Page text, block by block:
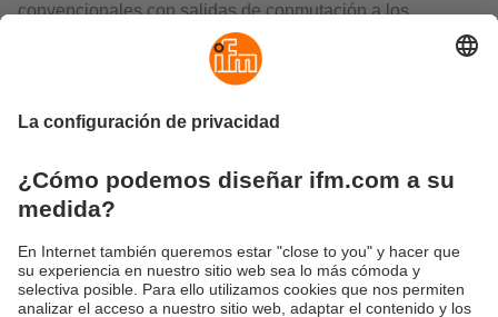
convencionales con salidas de conmutación a los
módulos de campo. Las señales se transmiten a través de
un solo cable M12 no apantallado a un maestro IO-Link
cualquiera o a un PLC. Ello permite reducir el cableado
drásticamente, ya que el conexionado paralelo
no es necesario. De este modo, el usuario se ahorra un
buen número de bornes, cajas de distribución, tarjetas de
sistemas de bus, IO-Link no requiere ninguna
configuración ni direccionamiento, lo cual facilita la puesta
en marcha. La elevada resistencia CEM, el amplio rango